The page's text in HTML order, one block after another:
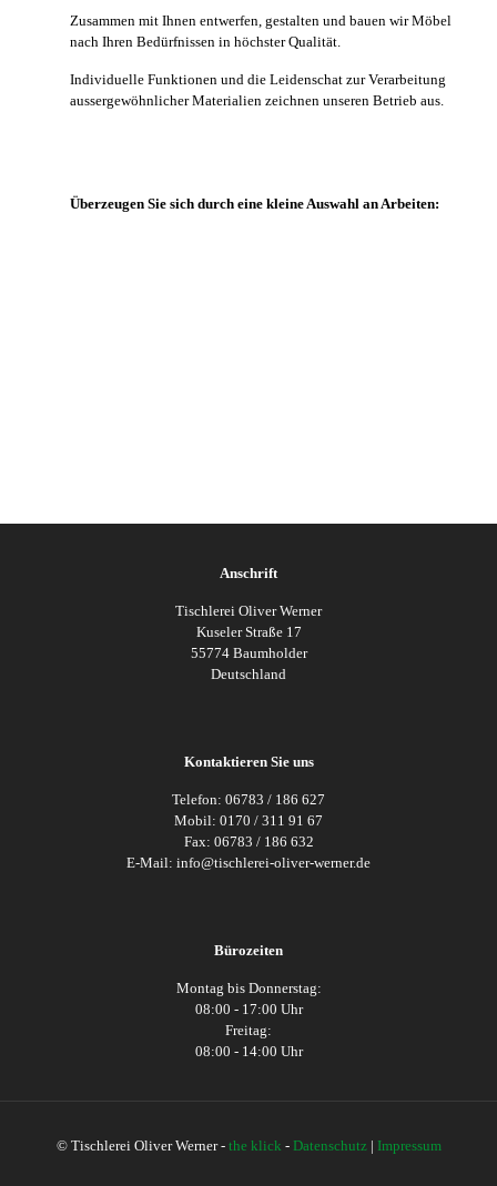
Zusammen mit Ihnen entwerfen, gestalten und bauen wir Möbel
nach Ihren Bedürfnissen in höchster Qualität.
Individuelle Funktionen und die Leidenschat zur Verarbeitung
aussergewöhnlicher Materialien zeichnen unseren Betrieb aus.
Überzeugen Sie sich durch eine kleine Auswahl an Arbeiten:
Anschrift
Tischlerei Oliver Werner
Kuseler Straße 17
55774 Baumholder
Deutschland
Kontaktieren Sie uns
Telefon: 06783 / 186 627
Mobil: 0170 / 311 91 67
Fax: 06783 / 186 632
E-Mail: info@tischlerei-oliver-werner.de
Bürozeiten
Montag bis Donnerstag:
08:00 - 17:00 Uhr
Freitag:
08:00 - 14:00 Uhr
© Tischlerei Oliver Werner - the klick - Datenschutz| Impressum